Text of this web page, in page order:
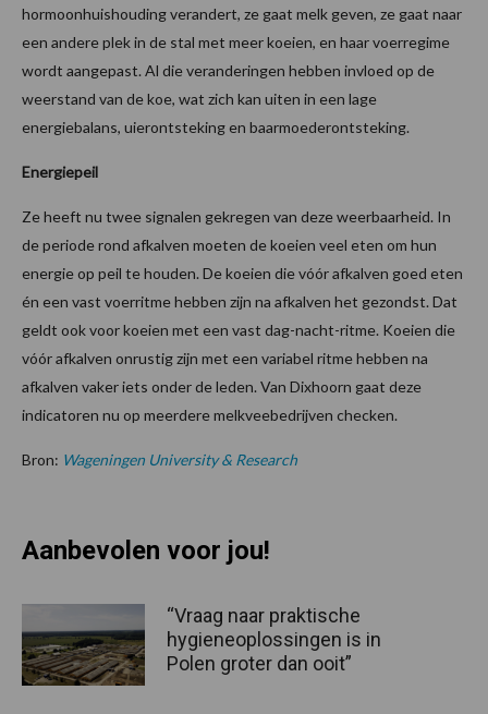
hormoonhuishouding verandert, ze gaat melk geven, ze gaat naar
een andere plek in de stal met meer koeien, en haar voerregime
wordt aangepast. Al die veranderingen hebben invloed op de
weerstand van de koe, wat zich kan uiten in een lage
energiebalans, uierontsteking en baarmoederontsteking.
Energiepeil
Ze heeft nu twee signalen gekregen van deze weerbaarheid. In
de periode rond afkalven moeten de koeien veel eten om hun
energie op peil te houden. De koeien die vóór afkalven goed eten
én een vast voerritme hebben zijn na afkalven het gezondst. Dat
geldt ook voor koeien met een vast dag-nacht-ritme. Koeien die
vóór afkalven onrustig zijn met een variabel ritme hebben na
afkalven vaker iets onder de leden. Van Dixhoorn gaat deze
indicatoren nu op meerdere melkveebedrijven checken.
Bron: Wageningen University & Research
Aanbevolen voor jou!
“Vraag naar praktische
hygieneoplossingen is in
Polen groter dan ooit”